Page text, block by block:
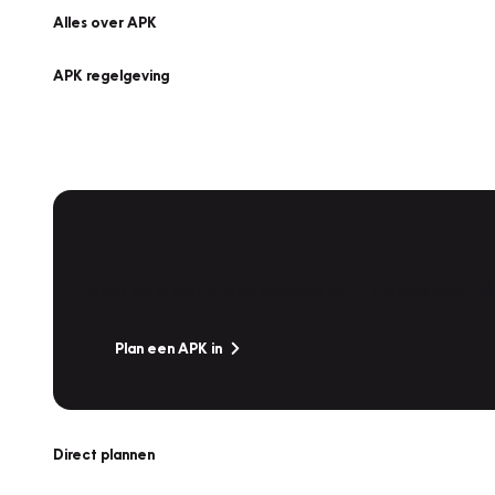
Alles over APK
APK regelgeving
Plan een APK in
Direct plannen